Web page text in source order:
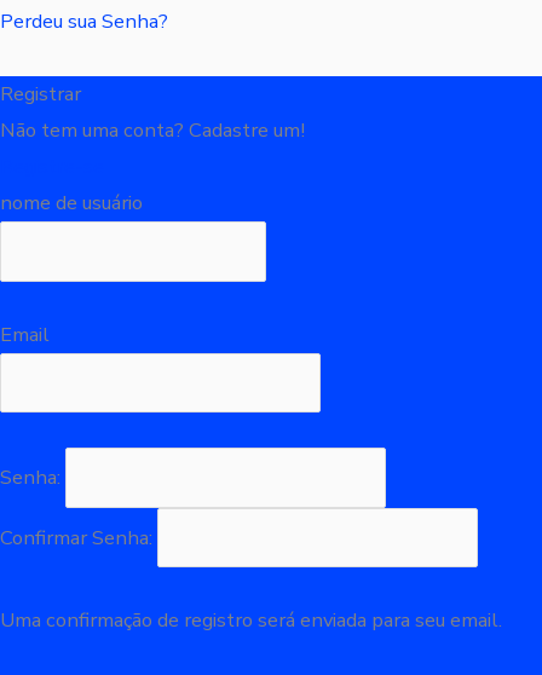
Perdeu sua Senha?
Registrar
Não tem uma conta? Cadastre um!
nome de usuário
Email
Senha:
Confirmar Senha:
Uma confirmação de registro será enviada para seu email.